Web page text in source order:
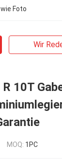
Foto
Wir
10T
MOQ: 1PC